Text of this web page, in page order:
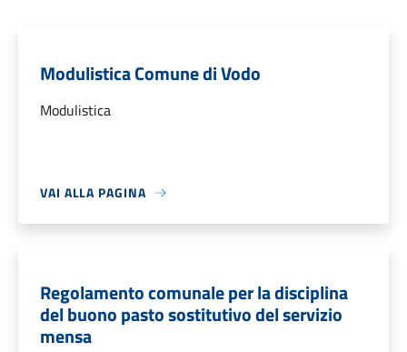
Modulistica Comune di Vodo
Modulistica
VAI ALLA PAGINA
Regolamento comunale per la disciplina
del buono pasto sostitutivo del servizio
mensa